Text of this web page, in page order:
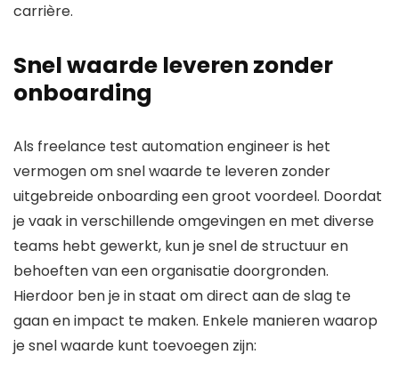
carrière.
Snel waarde leveren zonder
onboarding
Als freelance test automation engineer is het
vermogen om snel waarde te leveren zonder
uitgebreide onboarding een groot voordeel. Doordat
je vaak in verschillende omgevingen en met diverse
teams hebt gewerkt, kun je snel de structuur en
behoeften van een organisatie doorgronden.
Hierdoor ben je in staat om direct aan de slag te
gaan en impact te maken. Enkele manieren waarop
je snel waarde kunt toevoegen zijn: